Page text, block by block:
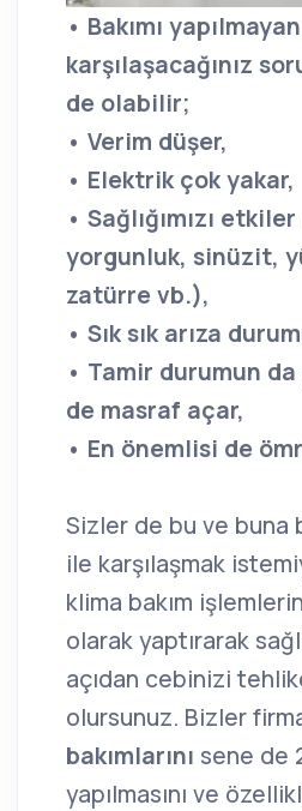
• Bakımı
karşılaşacağınız
de olabilir;
• Verim düşer,
• Elektrik çok yakar,
• Sağlığımızı
yorgunluk, sinüzit,
zatürre vb.),
• Sık sık arıza
• Tamir durumun
de masraf açar,
• En önemlisi de
Sizler de bu ve buna
ile karşılaşmak
klima bakım
olarak yaptırarak
açıdan cebinizi
olursunuz. Bizler
bakımlarını sene de
yapılmasını ve